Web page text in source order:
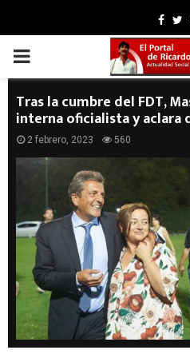
PRIMARY
MENU
Tras la cumbre del FDT,
interna oficialista y aclara
2 febrero, 2023 560